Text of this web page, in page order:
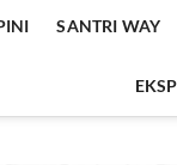
SANTRI WAY